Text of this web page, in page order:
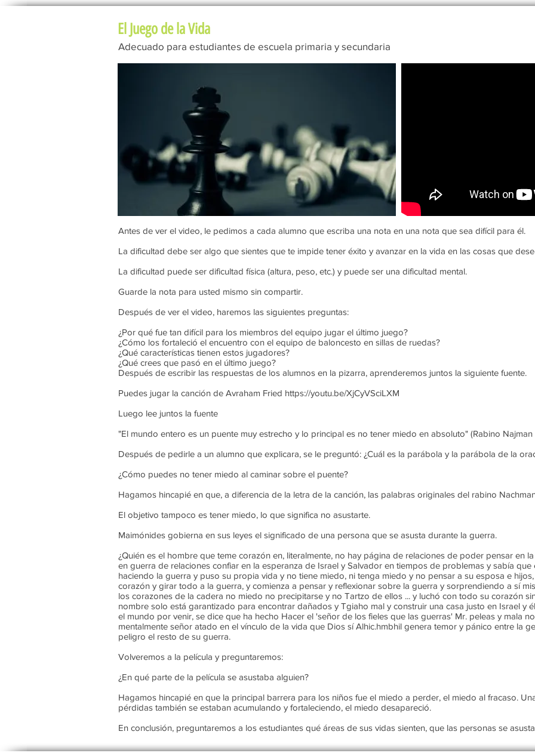
El Juego de la Vida
Adecuado para estudiantes de escuela primaria y secundaria
Antes de ver el video, le pedimos a cada alumno que escriba una nota en una nota que sea difícil para él.
La dificultad debe ser algo que sientes que te impide tener éxito y avanzar en la vida en las cosas que
La dificultad puede ser dificultad física (altura, peso, etc.) y puede ser una dificultad mental.
Guarde la nota para usted mismo sin compartir.
Después de ver el video, haremos las siguientes preguntas:
¿Por qué fue tan difícil para los miembros del equipo jugar el último juego?
¿Cómo los fortaleció el encuentro con el equipo de baloncesto en sillas de ruedas?
¿Qué características tienen estos jugadores?
¿Qué crees que pasó en el último juego?
Después de escribir las respuestas de los alumnos en la pizarra, aprenderemos juntos la siguiente fuente.
Puedes jugar la canción de Avraham Fried https://youtu.be/XjCyVSciLXM
Luego lee juntos la fuente
"El mundo entero es un puente muy estrecho y lo principal es no tener miedo en absoluto" (Rabino Najman
Después de pedirle a un alumno que explicara, se le preguntó: ¿Cuál es la parábola y la parábola de la
¿Cómo puedes no tener miedo al caminar sobre el puente?
Hagamos hincapié en que, a diferencia de la letra de la canción, las palabras originales del rabino
El objetivo tampoco es tener miedo, lo que significa no asustarte.
Maimónides gobierna en sus leyes el significado de una persona que se asusta durante la guerra.
¿Quién es el hombre que teme corazón en, literalmente, no hay página de relaciones de poder pensar en
en guerra de relaciones confiar en la esperanza de Israel y Salvador en tiempos de problemas y sabía
haciendo la guerra y puso su propia vida y no tiene miedo, ni tenga miedo y no pensar a su esposa e
corazón y girar todo a la guerra, y comienza a pensar y reflexionar sobre la guerra y sorprendiendo a sí
los corazones de la cadera no miedo no precipitarse y no Tartzo de ellos ... y luchó con todo su corazón
nombre solo está garantizado para encontrar dañados y Tgiaho mal y construir una casa justo en Israel y
el mundo por venir, se dice que ha hecho Hacer el 'señor de los fieles que las guerras' Mr. peleas y mala
mentalmente señor atado en el vínculo de la vida que Dios sí Alhic.hmbhil genera temor y pánico entre la
peligro el resto de su guerra.
Volveremos a la película y preguntaremos:
¿En qué parte de la película se asustaba alguien?
Hagamos hincapié en que la principal barrera para los niños fue el miedo a perder, el miedo al fracaso.
pérdidas también se estaban acumulando y fortaleciendo, el miedo desapareció.
En conclusión, preguntaremos a los estudiantes qué áreas de sus vidas sienten, que las personas se